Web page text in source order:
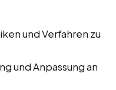
und Verfahren zu
und Anpassung an